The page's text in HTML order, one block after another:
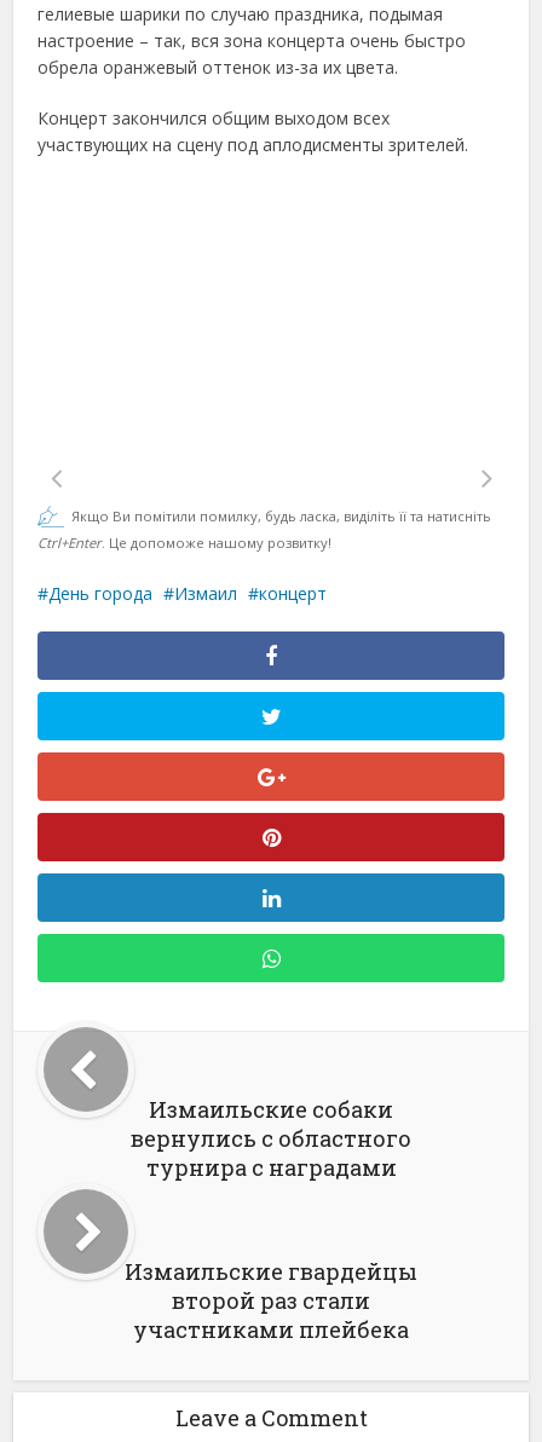
гелиевые шарики по случаю праздника, подымая
настроение – так, вся зона концерта очень быстро
обрела оранжевый оттенок из-за их цвета.
Концерт закончился общим выходом всех
участвующих на сцену под аплодисменты зрителей.
Якщо Ви помітили помилку, будь ласка, виділіть її та натисніть
Ctrl+Enter. Це допоможе нашому розвитку!
День города Измаил концерт
Измаильские собаки
вернулись с областного
турнира с наградами
Измаильские гвардейцы
второй раз стали
участниками плейбека
Leave a Comment